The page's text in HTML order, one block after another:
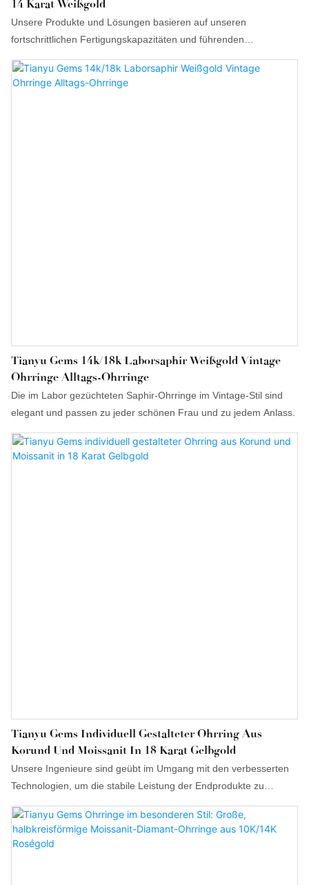
14 Karat Weißgold
Unsere Produkte und Lösungen basieren auf unseren
fortschrittlichen Fertigungskapazitäten und führenden
Technologien. Bisher konnten wir die günstigen Moissanit-
Ohrstecker mit 3 Krappen (1 ct, 6,5 mm, rund, DEF/VVS) aus 14-
karätigem Weißgold fachmännisch herstellen. Sie eignen sich
Tianyu Gems 14k/18k Laborsaphir Weißgold Vintage
Ohrringe Alltags-Ohrringe
Die im Labor gezüchteten Saphir-Ohrringe im Vintage-Stil sind
elegant und passen zu jeder schönen Frau und zu jedem Anlass.
Tianyu Gems Individuell Gestalteter Ohrring Aus
Korund Und Moissanit In 18 Karat Gelbgold
Unsere Ingenieure sind geübt im Umgang mit den verbesserten
Technologien, um die stabile Leistung der Endprodukte zu
Ringe gewonnen.